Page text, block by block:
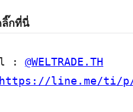
กที่นี่
: @WELTRADE.TH
https://line.me/ti/p/